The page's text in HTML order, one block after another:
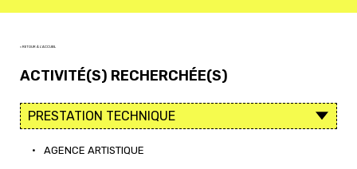
< RETOUR À L'ACCUEIL
ACTIVITÉ(S) RECHERCHÉE(S)
• AGENCE ARTISTIQUE